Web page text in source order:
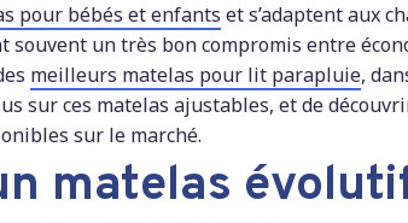
pour bébés et enfants et s’adaptent aux
souvent un très bon compromis entre
meilleurs matelas pour lit parapluie,
sur ces matelas ajustables, et de
sur le marché.
matelas